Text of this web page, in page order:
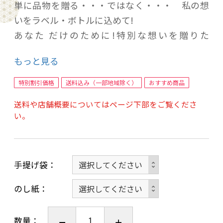
単に品物を贈る・・・ではなく・・・ 私の想
いをラベル・ボトルに込めて!
あなた だけのために!特別な想いを贈りた
私だけのために!・・・ありがとう! そんな笑
顔・一言のために!特別な私の想いを
オリジナルラベルの お酒 日本酒・焼酎・ワイ
写真ラベル酒を 1本から作成いたします！
ショッピンカートの ★配送情報入力の
「お問い合わせ欄」にて
ご希望の言葉のイメージを記入して下さい
①右側(上側) に入れる言葉
もっと見る
特別割引価格 送料込み（一部地域除く） おすすめ商品
送料や店舗概要についてはページ下部をご覧くださ
い。
手提げ袋
のし紙